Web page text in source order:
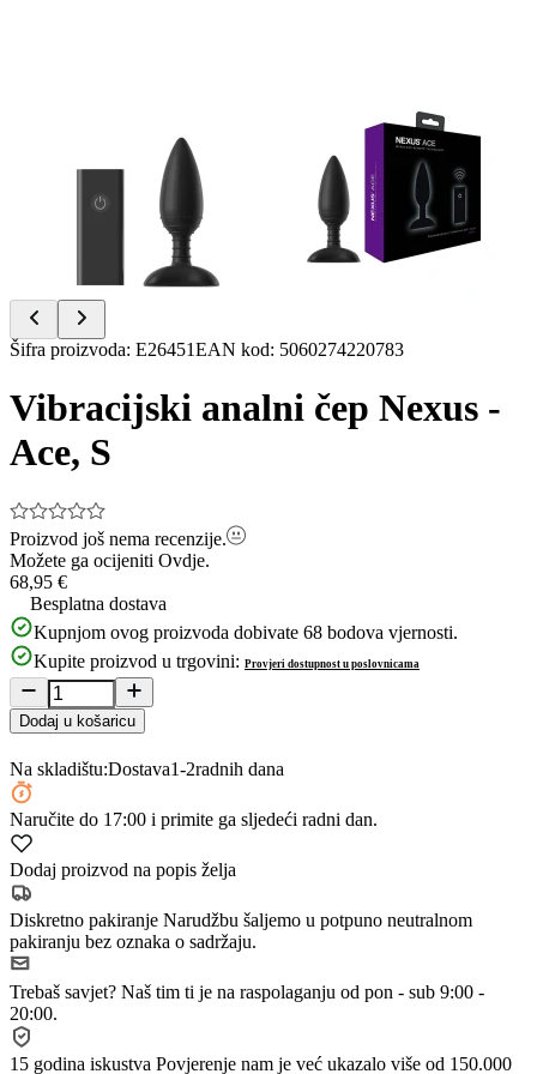
Item
of
2
Šifra proizvoda: E26451EAN kod: 5060274220783
Vibracijski analni čep Nexus -
Ace, S
Proizvod još nema recenzije.
Možete ga ocijeniti Ovdje.
68,95 €
Besplatna dostava
Kupnjom ovog proizvoda dobivate 68 bodova vjernosti.
Kupite proizvod u trgovini: Provjeri dostupnost u poslovnicama
Dodaj u košaricu
Na skladištu:Dostava1-2radnih dana
Naručite do 17:00 i primite ga sljedeći radni dan.
Dodaj proizvod na popis želja
Diskretno pakiranje Narudžbu šaljemo u potpuno neutralnom
pakiranju bez oznaka o sadržaju.
Trebaš savjet? Naš tim ti je na raspolaganju od pon - sub 9:00 -
20:00.
15 godina iskustva Povjerenje nam je već ukazalo više od 150.000